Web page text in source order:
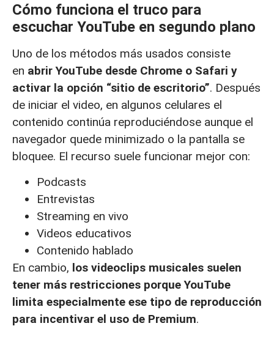
Cómo funciona el truco para
escuchar YouTube en segundo plano
Uno de los métodos más usados consiste
en abrir YouTube desde Chrome o Safari y
activar la opción “sitio de escritorio”. Después
de iniciar el video, en algunos celulares el
contenido continúa reproduciéndose aunque el
navegador quede minimizado o la pantalla se
bloquee. El recurso suele funcionar mejor con:
Podcasts
Entrevistas
Streaming en vivo
Videos educativos
Contenido hablado
En cambio, los videoclips musicales suelen
tener más restricciones porque YouTube
limita especialmente ese tipo de reproducción
para incentivar el uso de Premium.